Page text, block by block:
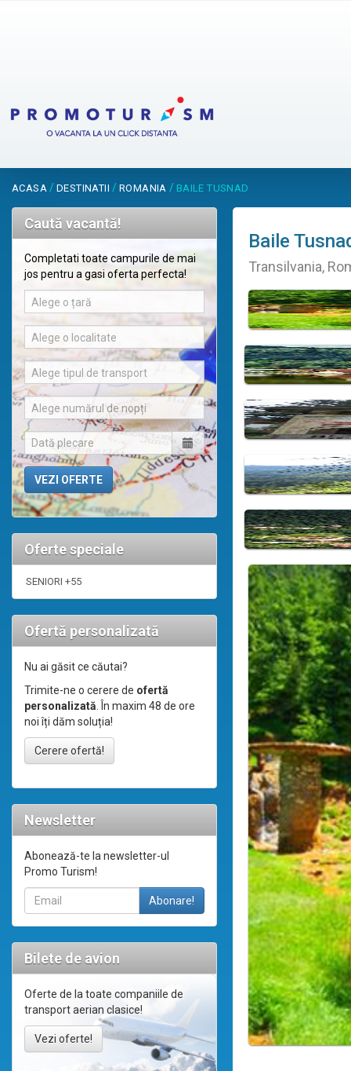
ACASA / DESTINATII / ROMANIA / BAILE TUSNAD
Caută vacantă!
Completati toate campurile de mai
jos pentru a gasi oferta perfecta!
Alege o țară
Alege o localitate
Alege tipul de transport
Alege numărul de nopți
Oferte speciale
SENIORI +55
Ofertă personalizată
Nu ai găsit ce căutai?
Trimite-ne o cerere de ofertă
personalizată. În maxim 48 de ore
noi îți dăm soluția!
Cerere ofertă!
Newsletter
Abonează-te la newsletter-ul
Promo Turism!
Bilete de avion
Oferte de la toate companiile de
transport aerian clasice!
Vezi oferte!
Baile
Transilvania,